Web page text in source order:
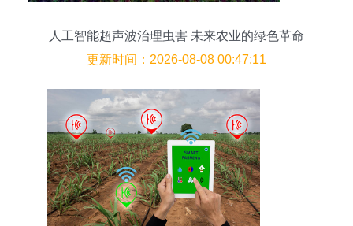
人工智能超声波治理虫害 未来农业的绿色革命
更新时间：2026-08-08 00:47:11